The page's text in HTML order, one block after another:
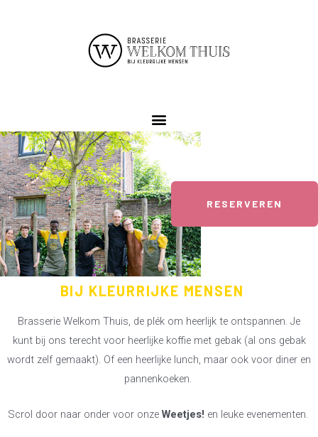
RESERVEREN
BIJ KLEURRIJKE MENSEN
Brasserie Welkom Thuis, de plék om heerlijk te ontspannen. Je
kunt bij ons terecht voor heerlijke koffie met gebak (al ons gebak
wordt zelf gemaakt). Of een heerlijke lunch, maar ook voor diner en
pannenkoeken.
Scrol door naar onder voor onze Weetjes! en leuke evenementen.